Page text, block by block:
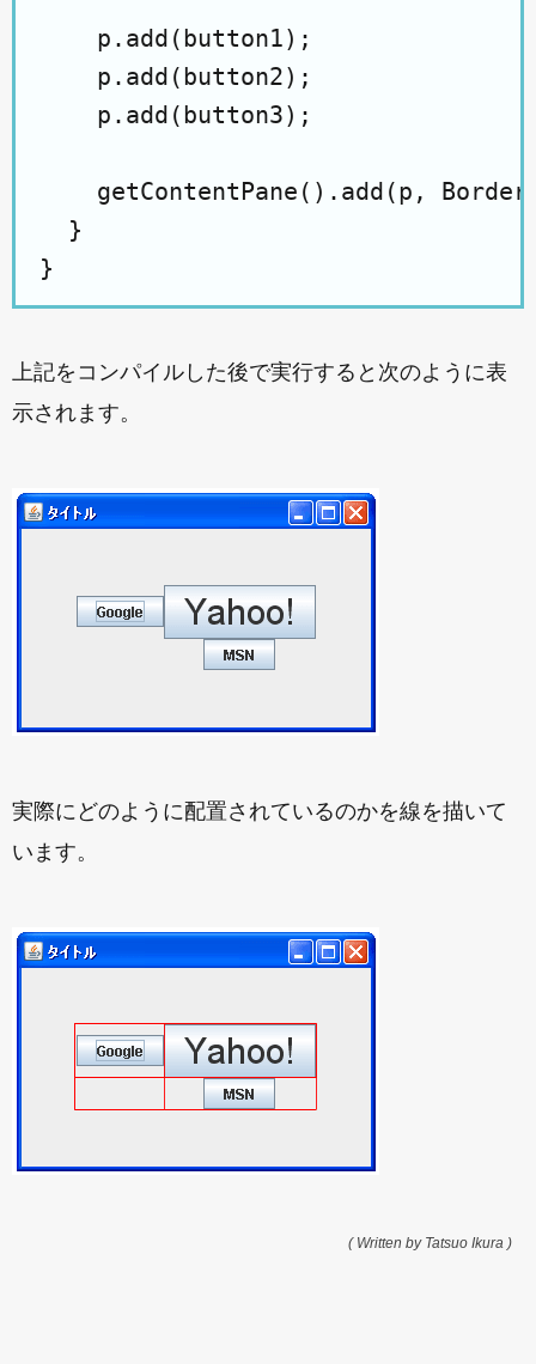
    p.add(button1);
    p.add(button2);
    p.add(button3);
getContentPane().add(p,
  }
上記をコンパイルした後で実行すると次のように表
示されます。
実際にどのように配置されているのかを線を描いて
います。
( Written by Tatsuo Ikura )